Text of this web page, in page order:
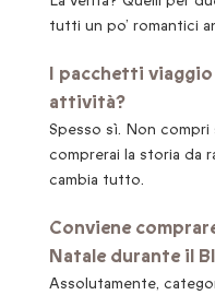
tutti un po’ romantici
I pacchetti
attività?
Spesso sì. Non
comprerai la storia da
cambia tutto.
Conviene
Natale durante il
Assolutamente,